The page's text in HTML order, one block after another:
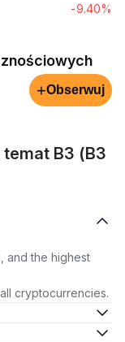
-9.40%
+Obserwuj
B3 (B3
and the highest
cryptocurrencies.